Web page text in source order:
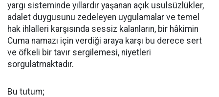
yargı sisteminde yıllardır yaşanan açık usulsüzlükler,
adalet duygusunu zedeleyen uygulamalar ve temel
hak ihlalleri karşısında sessiz kalanların, bir hâkimin
Cuma namazı için verdiği araya karşı bu derece sert
ve öfkeli bir tavır sergilemesi, niyetleri
sorgulatmaktadır.
Bu tutum;